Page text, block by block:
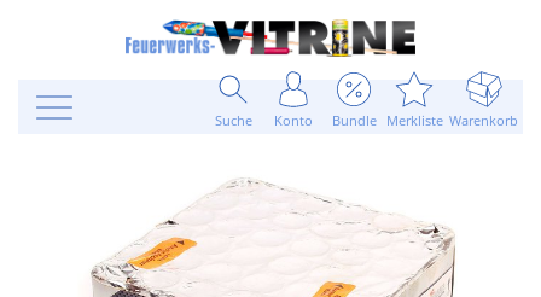
Suche Konto Bundle Merkliste Warenkorb